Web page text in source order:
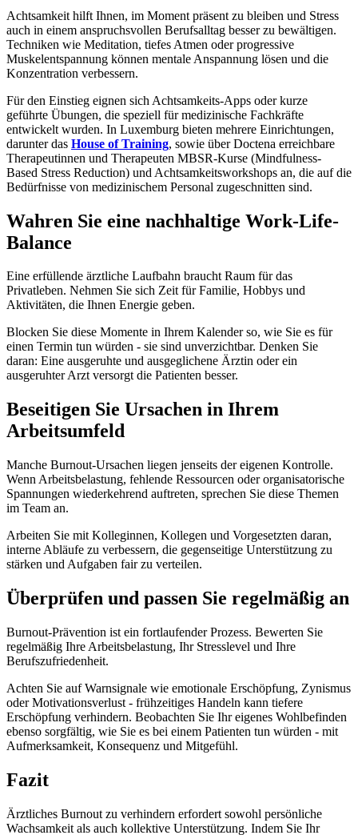
Achtsamkeit hilft Ihnen, im Moment präsent zu bleiben und Stress
auch in einem anspruchsvollen Berufsalltag besser zu bewältigen.
Techniken wie Meditation, tiefes Atmen oder progressive
Muskelentspannung können mentale Anspannung lösen und die
Konzentration verbessern.
Für den Einstieg eignen sich Achtsamkeits-Apps oder kurze
geführte Übungen, die speziell für medizinische Fachkräfte
entwickelt wurden. In Luxemburg bieten mehrere Einrichtungen,
darunter das House of Training, sowie über Doctena erreichbare
Therapeutinnen und Therapeuten MBSR-Kurse (Mindfulness-
Based Stress Reduction) und Achtsamkeitsworkshops an, die auf die
Bedürfnisse von medizinischem Personal zugeschnitten sind.
Wahren Sie eine nachhaltige Work-Life-
Balance
Eine erfüllende ärztliche Laufbahn braucht Raum für das
Privatleben. Nehmen Sie sich Zeit für Familie, Hobbys und
Aktivitäten, die Ihnen Energie geben.
Blocken Sie diese Momente in Ihrem Kalender so, wie Sie es für
einen Termin tun würden - sie sind unverzichtbar. Denken Sie
daran: Eine ausgeruhte und ausgeglichene Ärztin oder ein
ausgeruhter Arzt versorgt die Patienten besser.
Beseitigen Sie Ursachen in Ihrem
Arbeitsumfeld
Manche Burnout-Ursachen liegen jenseits der eigenen Kontrolle.
Wenn Arbeitsbelastung, fehlende Ressourcen oder organisatorische
Spannungen wiederkehrend auftreten, sprechen Sie diese Themen
im Team an.
Arbeiten Sie mit Kolleginnen, Kollegen und Vorgesetzten daran,
interne Abläufe zu verbessern, die gegenseitige Unterstützung zu
stärken und Aufgaben fair zu verteilen.
Überprüfen und passen Sie regelmäßig an
Burnout-Prävention ist ein fortlaufender Prozess. Bewerten Sie
regelmäßig Ihre Arbeitsbelastung, Ihr Stresslevel und Ihre
Berufszufriedenheit.
Achten Sie auf Warnsignale wie emotionale Erschöpfung, Zynismus
oder Motivationsverlust - frühzeitiges Handeln kann tiefere
Erschöpfung verhindern. Beobachten Sie Ihr eigenes Wohlbefinden
ebenso sorgfältig, wie Sie es bei einem Patienten tun würden - mit
Aufmerksamkeit, Konsequenz und Mitgefühl.
Fazit
Ärztliches Burnout zu verhindern erfordert sowohl persönliche
Wachsamkeit als auch kollektive Unterstützung. Indem Sie Ihr